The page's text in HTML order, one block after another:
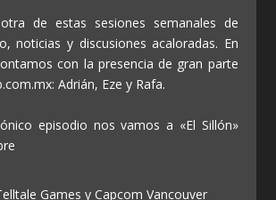
de estas sesiones semanales de
noticias y discusiones acaloradas. En
con la presencia de gran parte
Adrián, Eze y Rafa.
episodio nos vamos a «El Sillón»
Games y Capcom Vancouver